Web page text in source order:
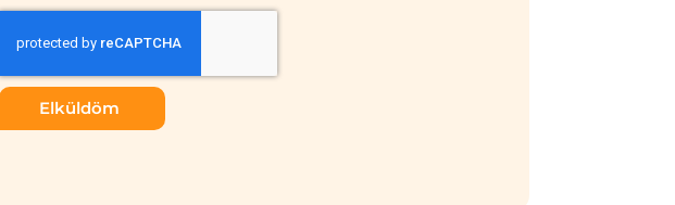
Elküldöm